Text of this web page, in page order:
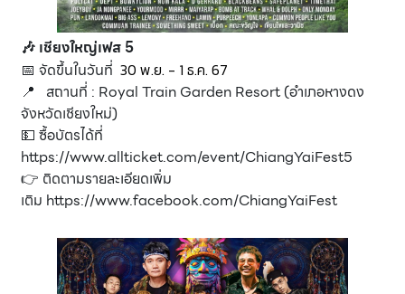
🎶 เชียงใหญ่เฟส 5
📅 จัดขึ้นในวันที่ 30 พ.ย. - 1 ธ.ค. 67
📍 สถานที่ : Royal Train Garden Resort (อำเภอหางดง
จังหวัดเชียงใหม่)
💵 ซื้อบัตรได้ที่
https://www.allticket.com/event/ChiangYaiFest5
👉 ติดตามรายละเอียดเพิ่ม
เติม https://www.facebook.com/ChiangYaiFest